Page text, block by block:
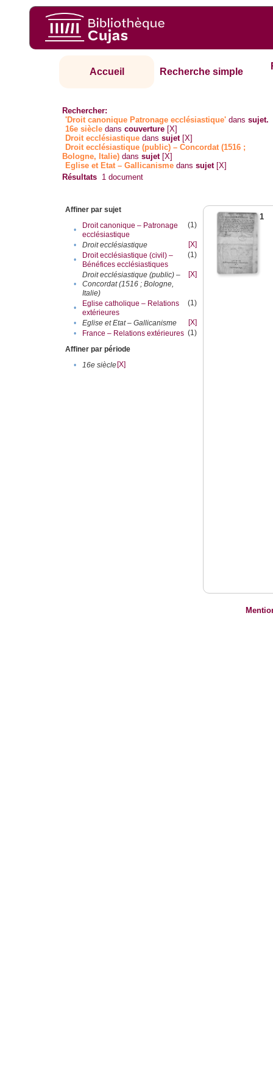
Accueil Recherche simple
Rechercher:
'Droit canonique Patronage ecclésiastique' danssujet.
16e siècle danscouverture [X]
Droit ecclésiastique danssujet [X]
Droit ecclésiastique (public) – Concordat (1516 ;
Bologne, Italie) danssujet [X]
Eglise et Etat – Gallicanisme danssujet [X]
Résultats 1 document
Affiner par sujet
•
Droit canonique – Patronage
ecclésiastique
(1)
• Droit ecclésiastique
[X]
•
Droit ecclésiastique (civil) –
Bénéfices ecclésiastiques
(1)
•
Droit ecclésiastique (public) –
Concordat (1516 ; Bologne,
Italie)
[X]
•
Eglise catholique – Relations
extérieures
(1)
• Eglise et Etat – Gallicanisme
[X]
•
France – Relations extérieures (1)
Affiner par période
•
16e siècle[X]
1